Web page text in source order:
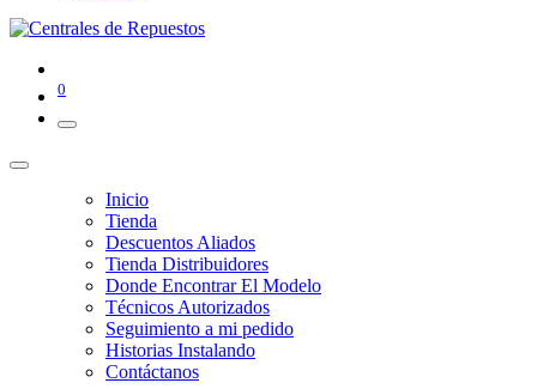
0
Inicio
Tienda
Descuentos Aliados
Tienda Distribuidores
Donde Encontrar El Modelo
Técnicos Autorizados
Seguimiento a mi pedido
Historias Instalando
Contáctanos